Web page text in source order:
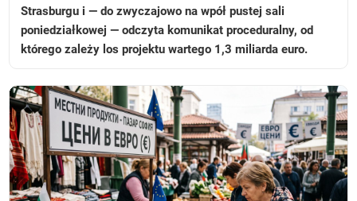
Strasburgu i — do zwyczajowo na wpół pustej sali
poniedziałkowej — odczyta komunikat proceduralny, od
którego zależy los projektu wartego 1,3 miliarda euro.